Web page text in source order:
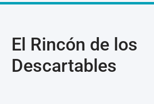
al
El Rincón de los
Descartables